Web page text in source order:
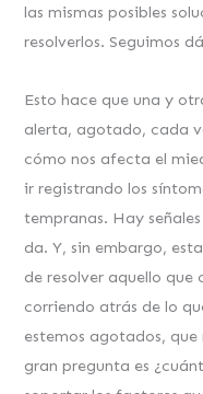
las mismas posibles
resolverlos. Seguimos
Esto hace que una y
alerta, agotado, cada
cómo nos afecta el
ir registrando los
tempranas. Hay
da. Y, sin embargo,
de resolver aquello que
corriendo atrás de lo
estemos agotados,
gran pregunta es